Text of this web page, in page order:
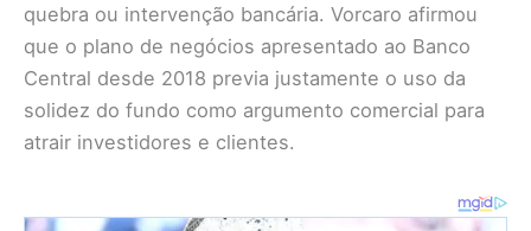
quebra ou intervenção bancária. Vorcaro afirmou
que o plano de negócios apresentado ao Banco
Central desde 2018 previa justamente o uso da
solidez do fundo como argumento comercial para
atrair investidores e clientes.